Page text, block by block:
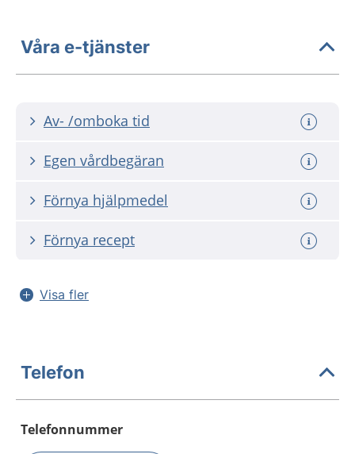
Våra e-tjänster
Av- /omboka tid
Egen vårdbegäran
Förnya hjälpmedel
Förnya recept
Visa fler
Telefon
Telefonnummer